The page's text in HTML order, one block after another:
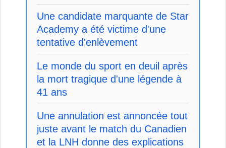
Une candidate marquante de Star
Academy a été victime d'une
tentative d'enlèvement
Le monde du sport en deuil après
la mort tragique d'une légende à
41 ans
Une annulation est annoncée tout
juste avant le match du Canadien
et la LNH donne des explications